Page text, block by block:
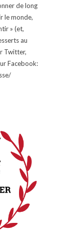
de long
le monde,
» (et,
au
Twitter,
Facebook: